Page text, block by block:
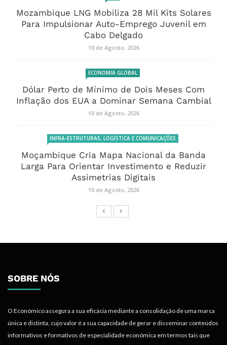
Mozambique LNG Mobiliza 28 Mil Kits Solares
Para Impulsionar Auto-Emprego Juvenil em
Cabo Delgado
10 de Agosto, 2026
ECONOMIA GLOBAL
Dólar Perto de Mínimo de Dois Meses Com
Inflação dos EUA a Dominar Semana Cambial
10 de Agosto, 2026
INFRA-ESTRUTURAS, LOGÍSTICA E COMUNICAÇÕES
Moçambique Cria Mapa Nacional da Banda
Larga Para Orientar Investimento e Reduzir
Assimetrias Digitais
10 de Agosto, 2026
SOBRE NÓS
O Económico assegura a sua eficácia mediante a consolidação de uma marca
única e distinta, cujo valor é a sua capacidade de gerar e disseminar conteúdos
informativos e formativos de especialidade económica em termos tais que